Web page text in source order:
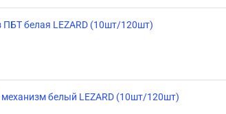
ПБТ белая LEZARD (10шт/120шт)
белый LEZARD (10шт/120шт)